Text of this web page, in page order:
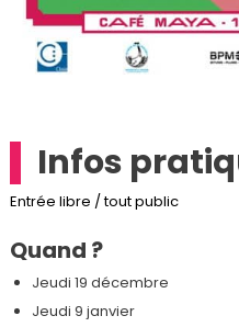
Infos
Entrée libre / tout public
Quand ?
Jeudi 19 décembre
Jeudi 9 janvier